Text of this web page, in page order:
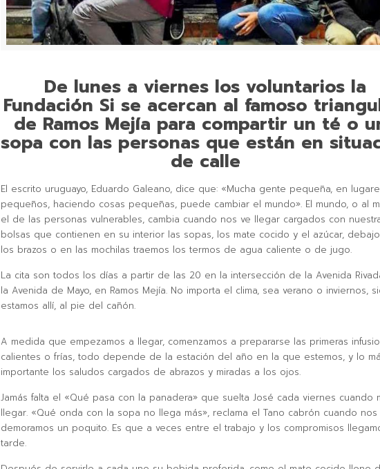
De lunes a viernes los voluntarios la
Fundación Si se acercan al famoso
de Ramos Mejía para compartir un té o
sopa con las personas que están en
de calle
El escrito uruguayo, Eduardo Galeano, dice que: «Mucha gente pequeña, en
pequeños, haciendo cosas pequeñas, puede cambiar el mundo». El mundo, o al
el de las personas vulnerables, cambia cuando nos ve llegar cargados con
bolsas que contienen en su interior las sopas, los mate cocido y el azúcar,
los brazos o en las mochilas traemos los termos de agua caliente o de jugo.
La cita son todos los días a partir de las 20 en la intersección de la Avenida
la Avenida de Mayo, en Ramos Mejía. No importa el clima, sea verano o inviernos,
estamos allí, al pie del cañón.
A medida que empezamos a llegar, comenzamos a prepararse las primeras
calientes o frías, todo depende de la estación del año en la que estemos, y lo
importante los saludos cargados de abrazos y miradas a los ojos.
Jamás falta el «Qué pasa con la panadera» que suelta José cada viernes cuando
llegar. «Qué onda con la sopa no llega más», reclama el Tano cabrón cuando nos
demoramos un poquito. Es que a veces entre el trabajo y los compromisos
tarde.